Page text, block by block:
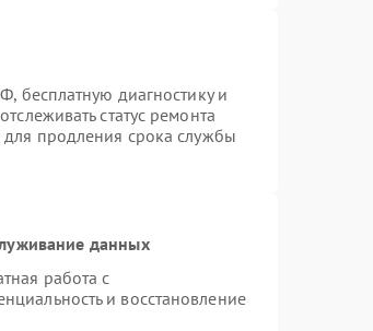
бесплатную диагностику и
статус ремонта
для продления срока службы
данных
работа с
и восстановление